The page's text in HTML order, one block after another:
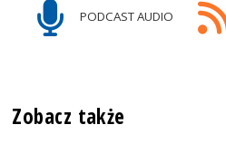
PODCAST AUDIO
Zobacz także